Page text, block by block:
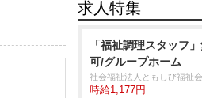
求人特集
「福祉調理スタッフ
可/グループホーム
社会福祉法人ともしび福祉
時給1,177円